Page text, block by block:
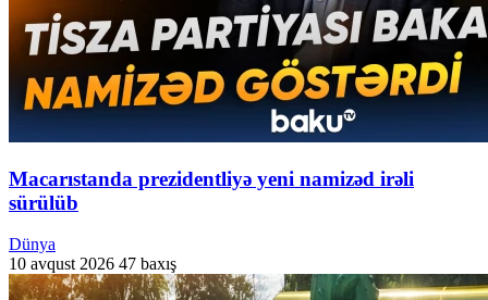
Macarıstanda prezidentliyə yeni namizəd irəli
sürülüb
Dünya
10 avqust 2026 47 baxış